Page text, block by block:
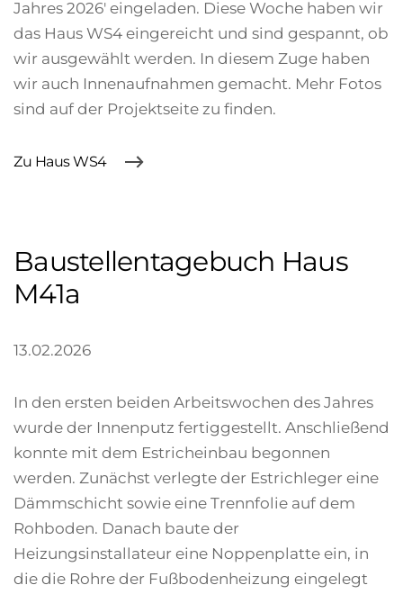
Jahres 2026' eingeladen. Diese Woche haben wir
das Haus WS4 eingereicht und sind gespannt, ob
wir ausgewählt werden. In diesem Zuge haben
wir auch Innenaufnahmen gemacht. Mehr Fotos
sind auf der Projektseite zu finden.
Zu Haus WS4
Baustellentagebuch Haus
M41a
13.02.2026
In den ersten beiden Arbeitswochen des Jahres
wurde der Innenputz fertiggestellt. Anschließend
konnte mit dem Estricheinbau begonnen
werden. Zunächst verlegte der Estrichleger eine
Dämmschicht sowie eine Trennfolie auf dem
Rohboden. Danach baute der
Heizungsinstallateur eine Noppenplatte ein, in
die die Rohre der Fußbodenheizung eingelegt